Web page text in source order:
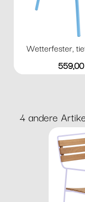
Wetterfester,
Preis
4 andere